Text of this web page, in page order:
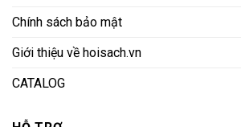
Chính sách bảo mật
Giới thiệu về hoisach.vn
CATALOG